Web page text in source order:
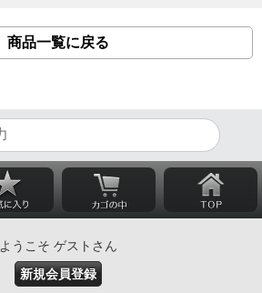
商品一覧に戻る
ようこそ ゲストさん
新規会員登録